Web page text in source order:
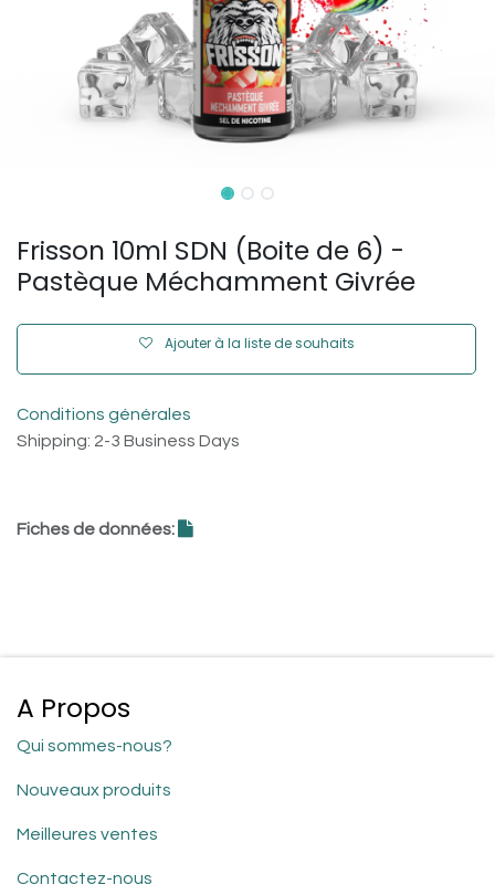
Frisson 10ml SDN (Boite de 6) -
Pastèque Méchamment Givrée
Ajouter à la liste de souhaits
Conditions générales
Shipping: 2-3 Business Days
Fiches de données:
A Propos
Qui sommes-nous?
Nouveaux produits
Meilleures ventes
Contactez-nous